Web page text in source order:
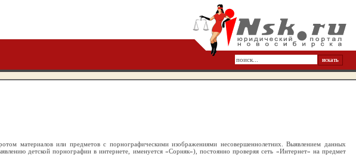
материалов или предметов с порнографическими изображениями несовершеннолетних. Выявлением данных
детской порнографии в интернете, именуется «Сорняк»), постоянно проверяя сеть «Интернет» на предмет